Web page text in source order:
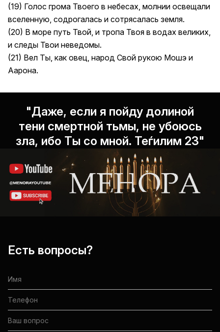
(19) Голос грома Твоего в небесах, молнии освещали
вселенную, содрогалась и сотрясалась земля.
(20) В море путь Твой, и тропа Твоя в водах великих,
и следы Твои неведомы.
(21) Вел Ты, как овец, народ Свой рукою Мошэ и
Аарона.
"Даже, если я пойду долиной
тени смертной тьмы, не убоюсь
зла, ибо Ты со мной. Теѓилим 23"
Есть вопросы?